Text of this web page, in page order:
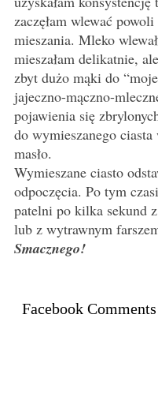
zaczęłam wlewać
mieszania. Mleko
mieszałam delikatnie,
zbyt dużo mąki do
jajeczno-mączno-
pojawienia się
do wymieszanego ciasta
masło.
Wymieszane ciasto
odpoczęcia. Po tym
patelni po kilka sekund
lub z wytrawnym
Smacznego!
Facebook Comments